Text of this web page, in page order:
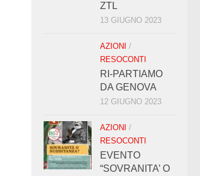
ZTL
13 GIUGNO 2023
AZIONI /
RESOCONTI
RI-PARTIAMO
DA GENOVA
12 GIUGNO 2023
AZIONI /
RESOCONTI
EVENTO
“SOVRANITA’ O